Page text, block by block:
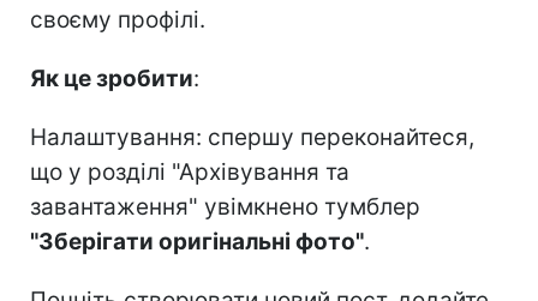
своєму профілі.
Як це зробити:
Налаштування: спершу переконайтеся,
що у розділі "Архівування та
завантаження" увімкнено тумблер
"Зберігати оригінальні фото".